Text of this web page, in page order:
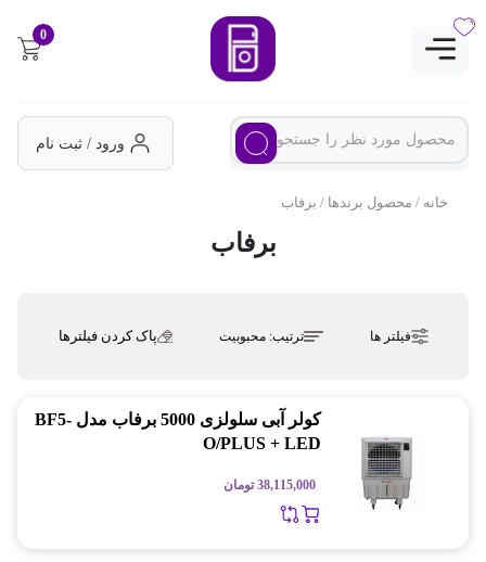
0
ورود / ثبت نام
خانه / محصول برندها / برفاب
برفاب
فیلتر ها ترتیب:محبوبیت پاک کردن فیلترها
کولر آبی سلولزی 5000 برفاب مدل BF5-
O/PLUS + LED
38,115,000 تومان